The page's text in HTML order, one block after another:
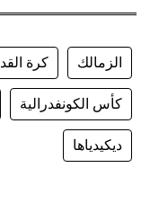
الزمالك كرة
كأس الكونفدرالية
ديكيدياها